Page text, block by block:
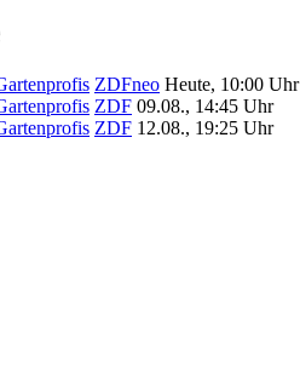
ZDFneo Heute, 10:00 Uhr
ZDF 09.08., 14:45 Uhr
ZDF 12.08., 19:25 Uhr